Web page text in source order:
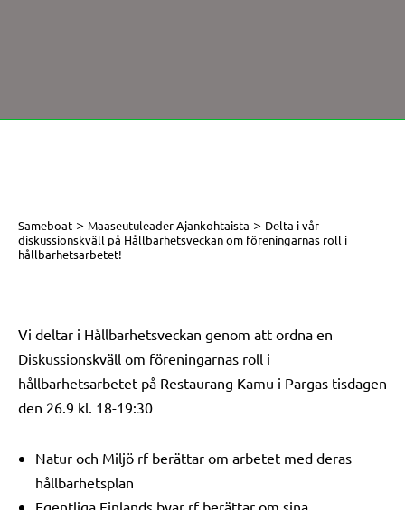
Sameboat > Maaseutuleader Ajankohtaista > Delta i vår
diskussionskväll på Hållbarhetsveckan om föreningarnas roll i
hållbarhetsarbetet!
Vi deltar i Hållbarhetsveckan genom att ordna en
Diskussionskväll om föreningarnas roll i
hållbarhetsarbetet på Restaurang Kamu i Pargas tisdagen
den 26.9 kl. 18-19:30
Natur och Miljö rf berättar om arbetet med deras
hållbarhetsplan
Egentliga Finlands byar rf berättar om sina